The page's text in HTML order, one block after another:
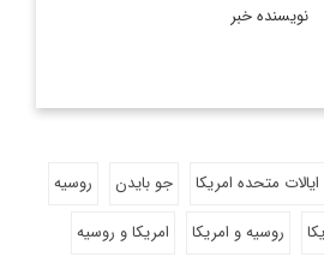
نویسنده خبر
ایالات متحده امریکا جو بایدن
روسیه
روسیه و امریکا امریکا و روسیه